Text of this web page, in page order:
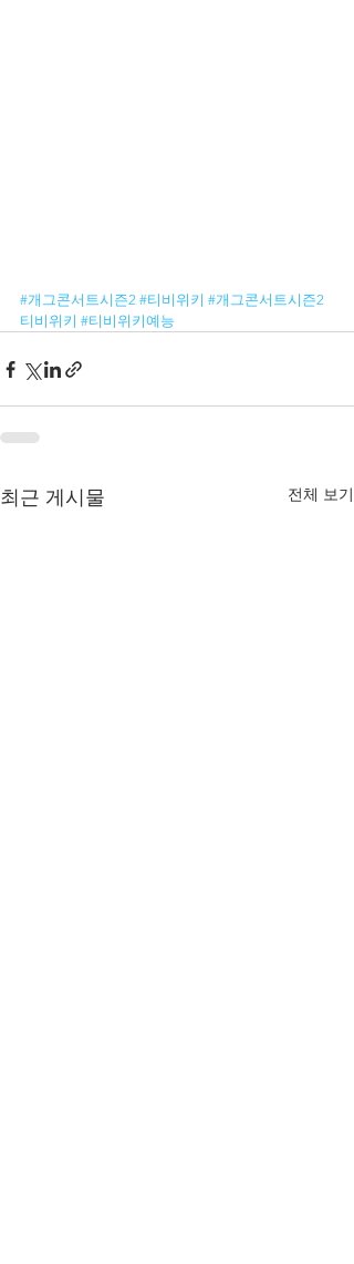
#개그콘서트시즌2 #티비위키 #개그콘서트시즌2
티비위키 #티비위키예능
최근 게시물 전체 보기